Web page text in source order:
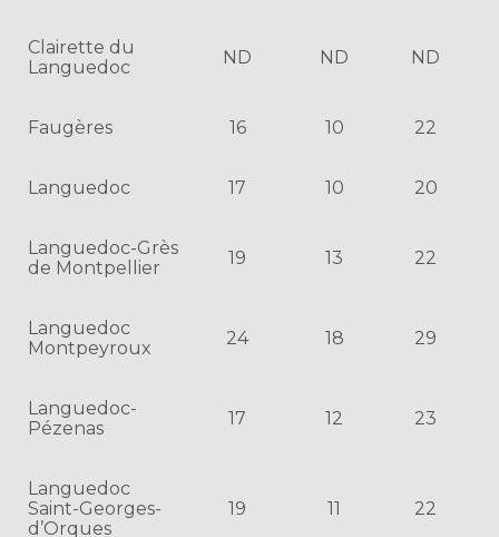
Clairette du
Languedoc
ND ND ND
Faugères 16 10 22
Languedoc 17 10 20
Languedoc-Grès
de Montpellier
19 13 22
Languedoc
Montpeyroux
24 18 29
Languedoc-
Pézenas
17 12 23
Languedoc
Saint-Georges-
d’Orques
19 11 22